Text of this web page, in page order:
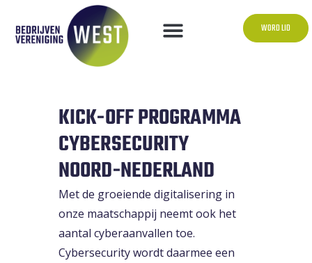
WORD LID
KICK-OFF PROGRAMMA
CYBERSECURITY
NOORD-NEDERLAND
Met de groeiende digitalisering in
onze maatschappij neemt ook het
aantal cyberaanvallen toe.
Cybersecurity wordt daarmee een